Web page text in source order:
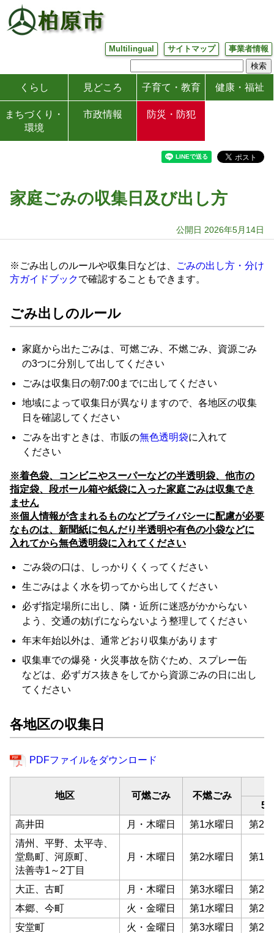
Multilingual サイト マップ 事業者情報
くらし 見どころ 子育て ・ 教育 健康・ 福祉
まちづくり
・
環境
市政情報 防災 ・ 防犯
家庭ごみの収集 日 及び出し方
公開 日 2026年5月 14日
※ ごみ出しのルールや収集日 などは ごみの出し方 ・ 分け
方ガイドブックで確認する こと もでき ます。
ごみ出しのルール
家庭から出た ごみは 可燃ごみ 不燃ごみ 資源ごみ
の3つに分別 して出して ください
ごみは収集日 の朝7:00までに出して ください
地域によって収集日 が異なり ますので、 各地区の収集
日 を確認して ください
ごみを出すとき は 市販の無色透明袋に 入れて
ください
※着色袋、 コンビニやスーパーなどの半透明袋、 他市の
指定袋、 段ボール箱や紙袋に 入った家庭ごみは収集でき
ません
※個人情報が含まれる ものなどプライバシーに配慮が必要
なものは、 新聞紙に包んだり半透明や有色の小袋などに
入れてから無色透明袋に 入れて ください
ごみ袋の口は しっかり くくって ください
生ごみはよく 水を切ってから出して ください
必ず指定場所に出し 隣 ・ 近所に迷惑がかからない
よう
交通の妨げにならないよう 整理 して ください
年末年始以外は 通常 どおり 収集があり ます
収集車での爆発 ・ 火災事故を防ぐため スプレー缶
などは 必ずガス抜き を してから資源ごみの日 に出し
て ください
各地区の収集 日
PDFファイルをダウンロード
地区 可燃ごみ 不燃ごみ
5
高井田
月 ・ 木曜日 第1水曜日 第2
清州
平野 太平寺
堂島町
河原町
法善寺1～2丁目
月 ・ 木曜日 第2水曜日 第1
大正 古町 月 ・ 木曜日 第3水曜日 第2
本郷
今町 火 ・ 金曜日 第1水曜日 第2
安堂町
火 ・ 金曜日 第3水曜日 第2